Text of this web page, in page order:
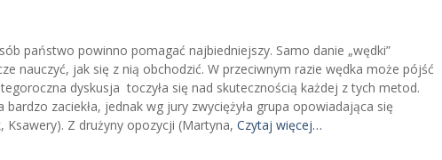
państwo powinno pomagać najbiedniejszy. Samo danie „wędki”
nauczyć, jak się z nią obchodzić. W przeciwnym razie wędka może pójść
dyskusja toczyła się nad skutecznością każdej z tych metod.
bardzo zaciekła, jednak wg jury zwyciężyła grupa opowiadająca się
Ksawery). Z drużyny opozycji (Martyna, Czytaj więcej…